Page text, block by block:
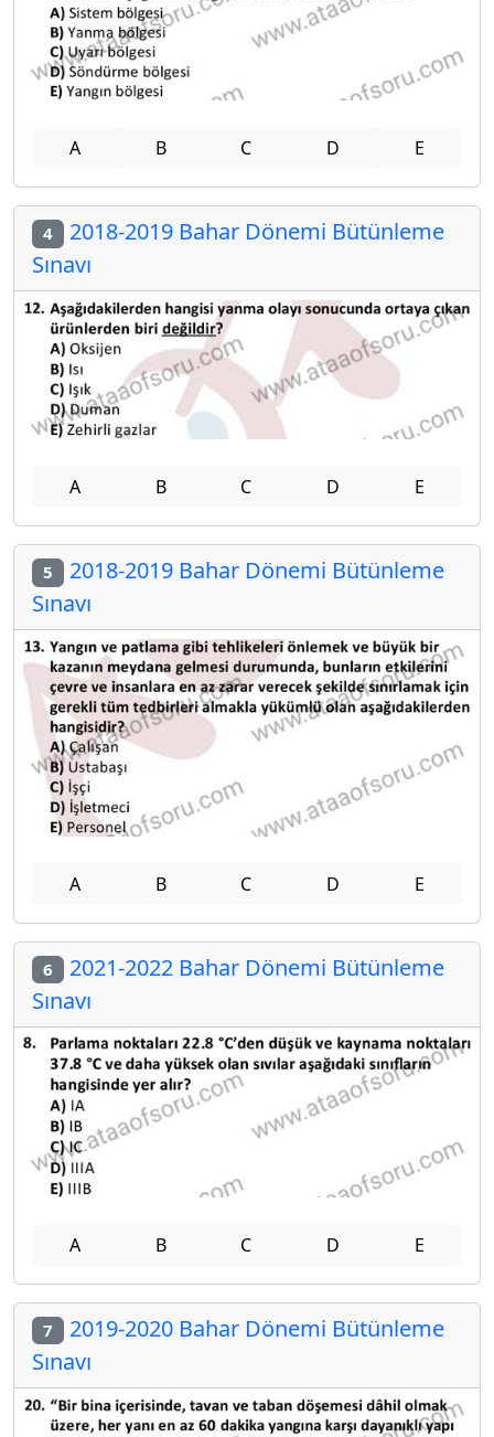
A B C D E
4 2018-2019 Bahar Dönemi Bütünleme
Sınavı
A B C D E
5 2018-2019 Bahar Dönemi Bütünleme
Sınavı
A B C D E
6 2021-2022 Bahar Dönemi Bütünleme
Sınavı
A B C D E
7 2019-2020 Bahar Dönemi Bütünleme
Sınavı